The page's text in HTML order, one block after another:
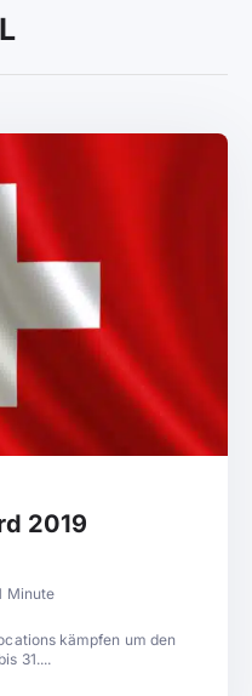
2019
Minute
kämpfen um den
31....